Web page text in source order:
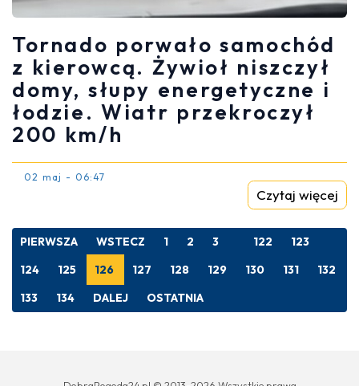
Tornado porwało samochód
z kierowcą. Żywioł niszczył
domy, słupy energetyczne i
łodzie. Wiatr przekroczył
200 km/h
02 maj - 06:47
Czytaj więcej
PIERWSZA WSTECZ 1 2 3 122
123
124
125 126 127 128 129 130 131
132
133
134 DALEJ OSTATNIA